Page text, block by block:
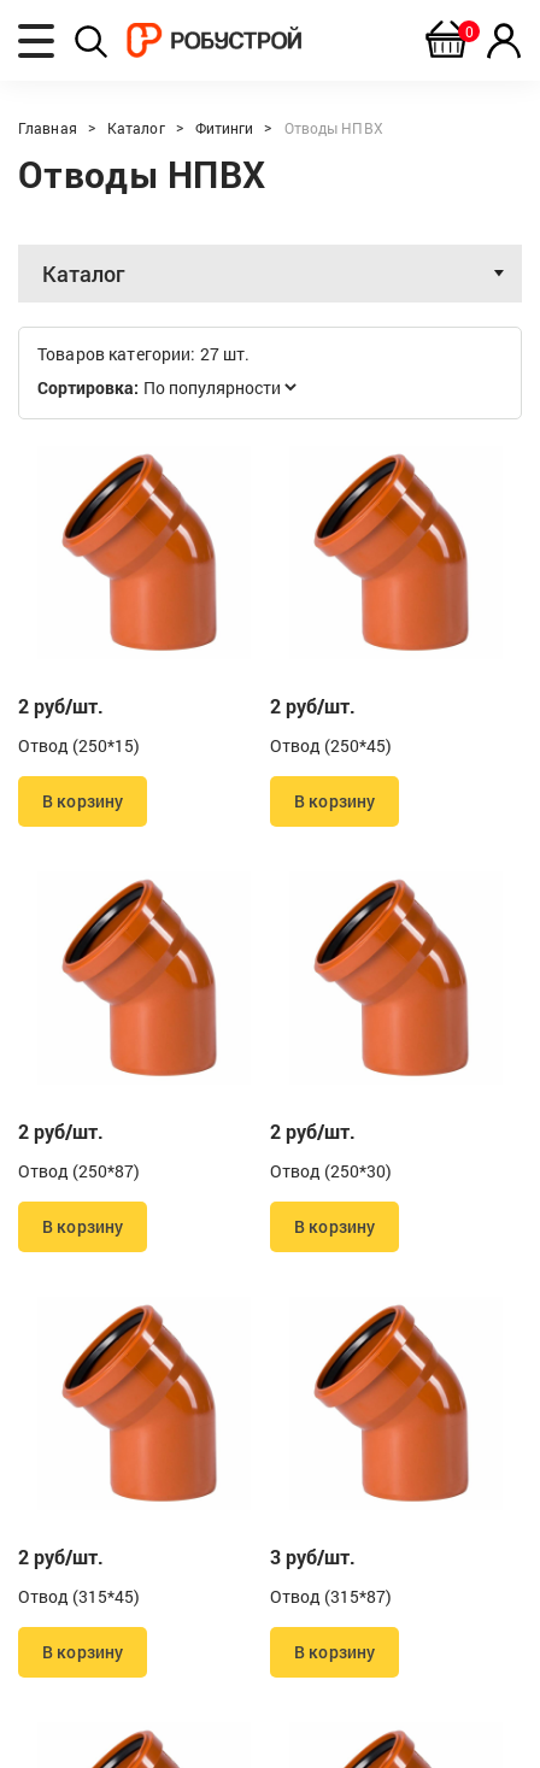
0
Главная Каталог Фитинги Отводы НПВХ
Отводы НПВХ
Каталог
Товаров категории: 27 шт.
Сортировка:
2 руб/шт.
Отвод (250*15)
В корзину
2 руб/шт.
Отвод (250*45)
В корзину
2 руб/шт.
Отвод (250*87)
В корзину
2 руб/шт.
Отвод (250*30)
В корзину
2 руб/шт.
Отвод (315*45)
В корзину
3 руб/шт.
Отвод (315*87)
В корзину